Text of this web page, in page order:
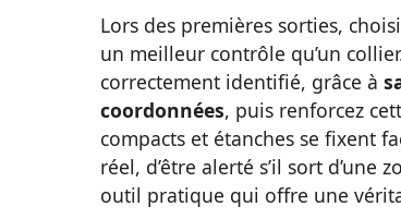
Lors des premières sorties,
un meilleur contrôle qu’un
correctement identifié, grâce à
coordonnées, puis renforcez
compacts et étanches se fixent
réel, d’être alerté s’il sort d’une
outil pratique qui offre une